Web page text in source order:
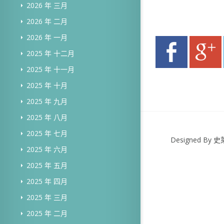
2026 年 三月
2026 年 二月
2026 年 一月
2025 年 十二月
2025 年 十一月
2025 年 十月
2025 年 九月
2025 年 八月
2025 年 七月
2025 年 六月
2025 年 五月
2025 年 四月
2025 年 三月
2025 年 二月
Designed By 史